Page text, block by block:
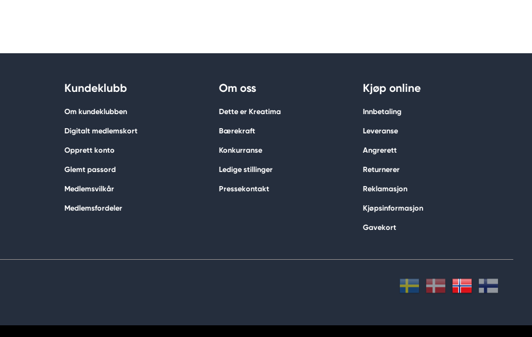
Kundeklubb
Om kundeklubben
Digitalt medlemskort
Opprett konto
Glemt passord
Medlemsvilkår
Medlemsfordeler
Om oss
Dette er Kreatima
Bærekraft
Konkurranse
Ledige stillinger
Pressekontakt
Kjøp online
Innbetaling
Leveranse
Angrerett
Returnerer
Reklamasjon
Kjøpsinformasjon
Gavekort